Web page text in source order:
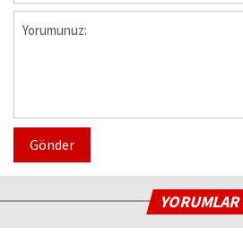
Gönder
YORUMLAR